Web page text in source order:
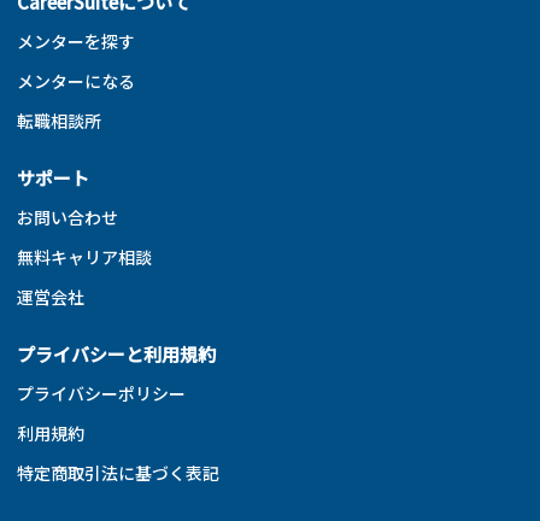
メンターを探す
メンターになる
転職相談所
サポート
お問い合わせ
無料キャリア相談
運営会社
プライバシーと利用規約
プライバシーポリシー
利用規約
特定商取引法に基づく表記